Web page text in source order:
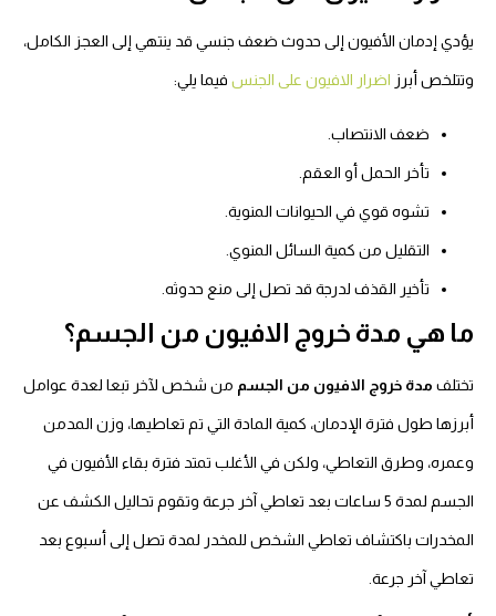
يؤدي إدمان الأفيون إلى حدوث ضعف جنسي قد ينتهي إلى العجز الكامل،
وتتلخص أبرز اضرار الافيون على الجنس فيما يلي:
ضعف الانتصاب.
تأخر الحمل أو العقم.
تشوه قوي في الحيوانات المنوية.
التقليل من كمية السائل المنوي.
تأخير القذف لدرجة قد تصل إلى منع حدوثه.
ما هي مدة خروج الافيون من الجسم؟
تختلف مدة خروج الافيون من الجسم من شخص لآخر تبعا لعدة عوامل
أبرزها طول فترة الإدمان، كمية المادة التي تم تعاطيها، وزن المدمن
وعمره، وطرق التعاطي، ولكن في الأغلب تمتد فترة بقاء الأفيون في
الجسم لمدة 5 ساعات بعد تعاطي آخر جرعة وتقوم تحاليل الكشف عن
المخدرات باكتشاف تعاطي الشخص للمخدر لمدة تصل إلى أسبوع بعد
تعاطي آخر جرعة.